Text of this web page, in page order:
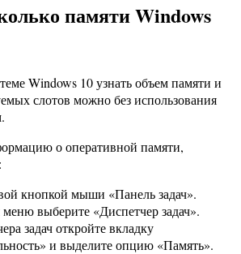
памяти Windows
Windows 10 узнать объем памяти и
слотов можно без использования
о оперативной памяти,
кнопкой мыши «Панель задач».
выберите «Диспетчер задач».
задач откройте вкладку
и выделите опцию «Память».